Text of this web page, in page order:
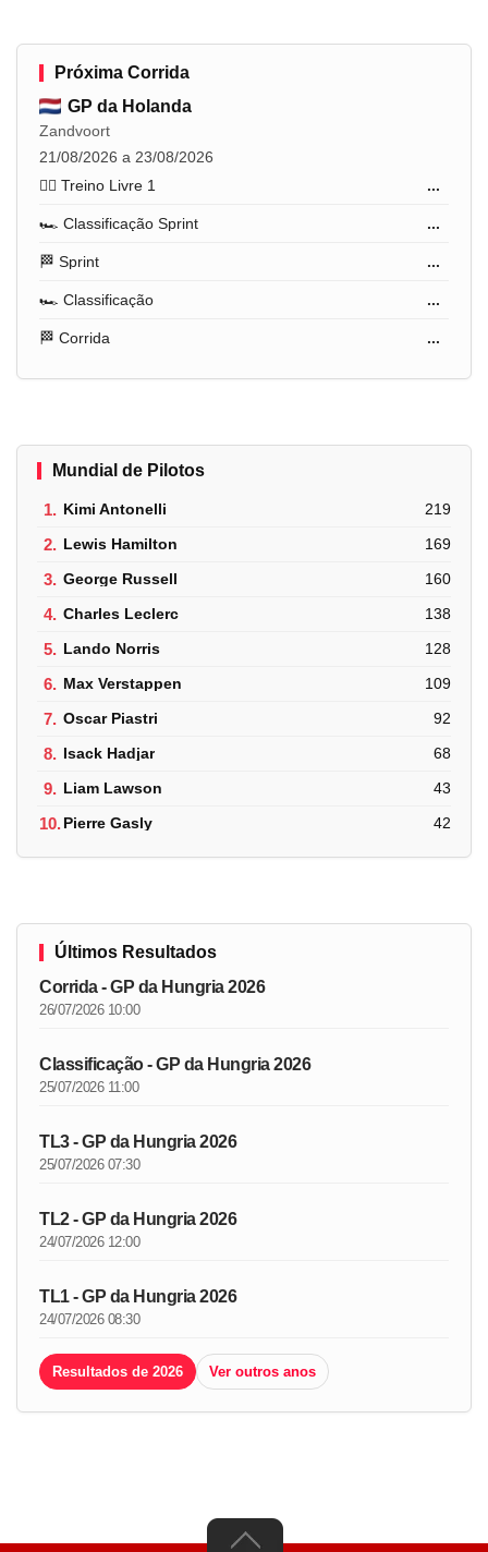
Próxima Corrida
GP da Holanda
Zandvoort
21/08/2026 a 23/08/2026
🏋️‍♂️ Treino Livre 1
...
🏎️ Classificação Sprint ...
🏁 Sprint ...
🏎️ Classificação ...
🏁 Corrida ...
Mundial de Pilotos
1. Kimi Antonelli 219
2. Lewis Hamilton 169
3. George Russell 160
4. Charles Leclerc 138
5. Lando Norris 128
6. Max Verstappen 109
7. Oscar Piastri 92
8. Isack Hadjar 68
9. Liam Lawson 43
10.Pierre Gasly 42
Últimos Resultados
Corrida - GP da Hungria 2026
26/07/2026 10:00
Classificação - GP da Hungria 2026
25/07/2026 11:00
TL3 - GP da Hungria 2026
25/07/2026 07:30
TL2 - GP da Hungria 2026
24/07/2026 12:00
TL1 - GP da Hungria 2026
24/07/2026 08:30
Resultados de 2026 Ver outros anos